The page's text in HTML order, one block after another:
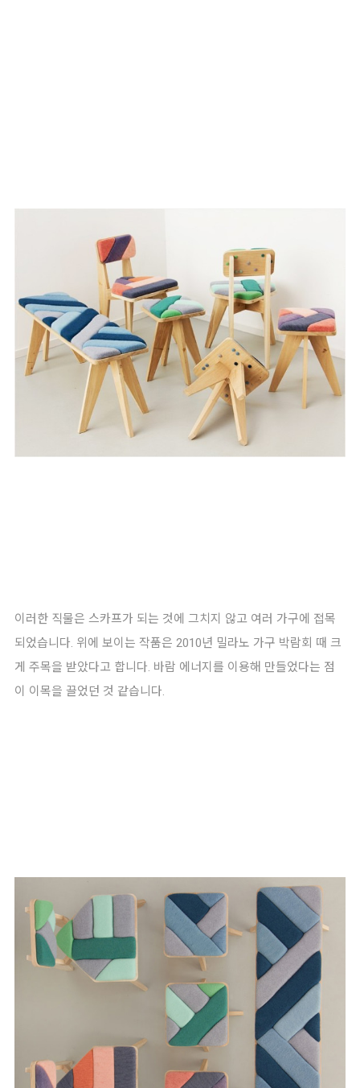
이러한 직물은 스카프가 되는 것에 그치지 않고 여러 가구에 접목
되었습니다. 위에 보이는 작품은 2010년 밀라노 가구 박람회 때 크
게 주목을 받았다고 합니다. 바람 에너지를 이용해 만들었다는 점
이 이목을 끌었던 것 같습니다.